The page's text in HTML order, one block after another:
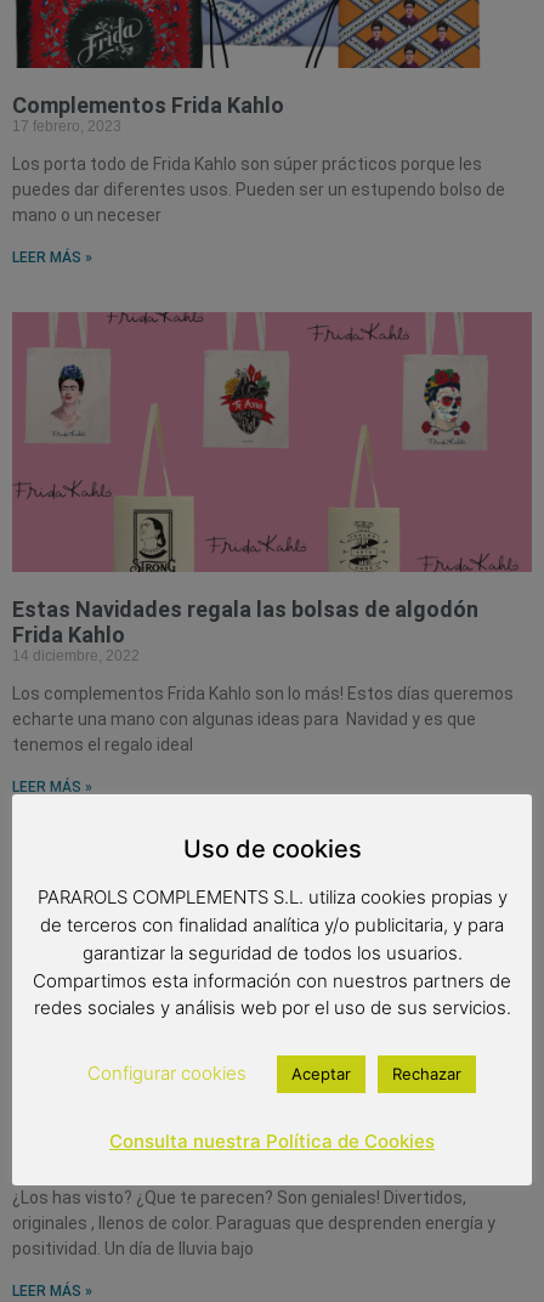
Complementos Frida Kahlo
17 febrero, 2023
Los porta todo de Frida Kahlo son súper prácticos porque les
puedes dar diferentes usos. Pueden ser un estupendo bolso de
mano o un neceser
LEER MÁS »
Estas Navidades regala las bolsas de algodón
Frida Kahlo
14 diciembre, 2022
Los complementos Frida Kahlo son lo más! Estos días queremos
echarte una mano con algunas ideas para Navidad y es que
tenemos el regalo ideal
LEER MÁS »
¿Has visto los paraguas Frida Kahlo?
¿Los has visto? ¿Que te parecen? Son geniales! Divertidos,
originales , llenos de color. Paraguas que desprenden energía y
positividad. Un día de lluvia bajo
LEER MÁS »
Uso de cookies
PARAROLS COMPLEMENTS S.L. utiliza cookies propias y
de terceros con finalidad analítica y/o publicitaria, y para
garantizar la seguridad de todos los usuarios.
Compartimos esta información con nuestros partners de
redes sociales y análisis web por el uso de sus servicios.
Configurar cookies Aceptar Rechazar
Consulta nuestra Política de Cookies